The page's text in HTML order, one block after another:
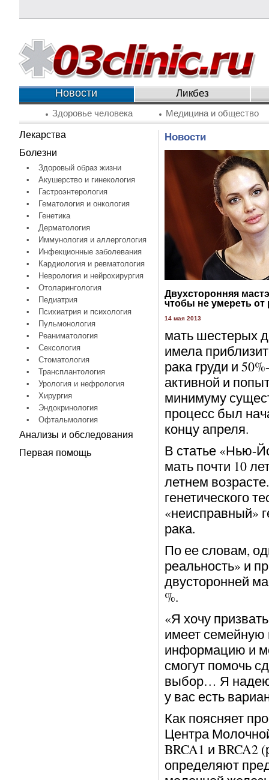
Новости Ликбез
Здоровье человека Медицина и общество
Лекарства
Болезни
•
Здоровый образ жизни
•
Акушерство и гинекология
•
Гастроэнтерология
•
Гематология и онкология
•
Генетика
•
Дерматология
•
Иммунология и аллергология
•
Инфекционные заболевания
•
Кардиология и ревматология
•
Неврология и нейрохирургия
•
Отоларингология
•
Педиатрия
•
Психиатрия и психология
•
Пульмонология
•
Реаниматология
•
Сексология
•
Стоматология
•
Трансплантология
•
Урология и нефрология
•
Хирургия
•
Эндокринология
•
Офтальмология
Анализы и обследования
Первая помощь
Новости
Двухсторонняя
чтобы не умереть от
14 мая 2013
мать шестерых
имела
рака груди и
активной и
минимуму
процесс был
концу апреля.
В статье «Нью-
мать почти 10
летнем
генетического
«неисправный»
рака.
По ее словам,
реальность» и
двусторонней
%.
«Я хочу
имеет семейную
информацию и
смогут помочь
выбор… Я
у вас есть
Как поясняет
Центра
BRCA1 и BRCA2
определяют